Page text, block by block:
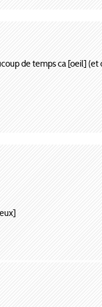
de temps ca [oeil] (et